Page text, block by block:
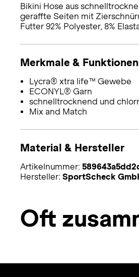
Bikini Hose aus
geraffte Seiten mit
Futter 92% Polyester, 8%
Merkmale & Funktionen
Lycra® xtra life™ Gewebe
ECONYL® Garn
schnelltrocknend und
Mix and Match
Material & Hersteller
Artikelnummer:
Hersteller: SportScheck
Oft